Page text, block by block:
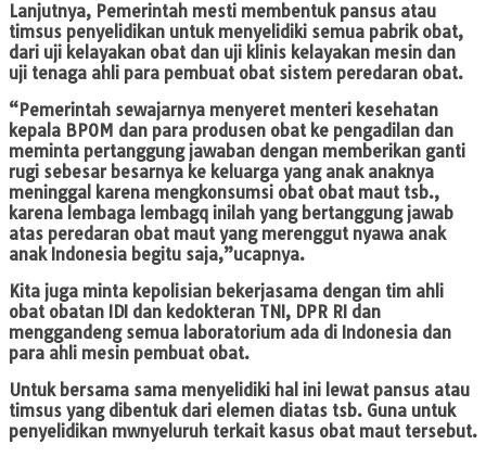
Lanjutnya, Pemerintah mesti membentuk pansus atau
timsus penyelidikan untuk menyelidiki semua pabrik obat,
dari uji kelayakan obat dan uji klinis kelayakan mesin dan
uji tenaga ahli para pembuat obat sistem peredaran obat.
“Pemerintah sewajarnya menyeret menteri kesehatan
kepala BPOM dan para produsen obat ke pengadilan dan
meminta pertanggung jawaban dengan memberikan ganti
rugi sebesar besarnya ke keluarga yang anak anaknya
meninggal karena mengkonsumsi obat obat maut tsb.,
karena lembaga lembagq inilah yang bertanggung jawab
atas peredaran obat maut yang merenggut nyawa anak
anak Indonesia begitu saja,”ucapnya.
Kita juga minta kepolisian bekerjasama dengan tim ahli
obat obatan IDI dan kedokteran TNI, DPR RI dan
menggandeng semua laboratorium ada di Indonesia dan
para ahli mesin pembuat obat.
Untuk bersama sama menyelidiki hal ini lewat pansus atau
timsus yang dibentuk dari elemen diatas tsb. Guna untuk
penyelidikan mwnyeluruh terkait kasus obat maut tersebut.